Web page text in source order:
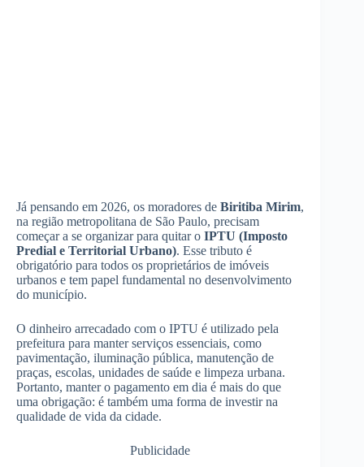
Já pensando em 2026, os moradores de Biritiba Mirim,
na região metropolitana de São Paulo, precisam
começar a se organizar para quitar o IPTU (Imposto
Predial e Territorial Urbano). Esse tributo é
obrigatório para todos os proprietários de imóveis
urbanos e tem papel fundamental no desenvolvimento
do município.
O dinheiro arrecadado com o IPTU é utilizado pela
prefeitura para manter serviços essenciais, como
pavimentação, iluminação pública, manutenção de
praças, escolas, unidades de saúde e limpeza urbana.
Portanto, manter o pagamento em dia é mais do que
uma obrigação: é também uma forma de investir na
qualidade de vida da cidade.
Publicidade